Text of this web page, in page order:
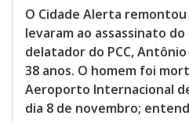
O Cidade Alerta remontou
levaram ao assassinato
delatador do PCC,
38 anos. O homem foi
Aeroporto Internacional
dia 8 de novembro;